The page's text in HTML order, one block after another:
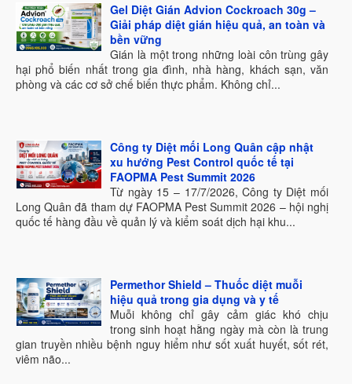
Gel Diệt Gián Advion Cockroach 30g –
Giải pháp diệt gián hiệu quả, an toàn và
bền vững
Gián là một trong những loài côn trùng gây
hại phổ biến nhất trong gia đình, nhà hàng, khách sạn, văn
phòng và các cơ sở chế biến thực phẩm. Không chỉ...
Công ty Diệt mối Long Quân cập nhật
xu hướng Pest Control quốc tế tại
FAOPMA Pest Summit 2026
Từ ngày 15 – 17/7/2026, Công ty Diệt mối
Long Quân đã tham dự FAOPMA Pest Summit 2026 – hội nghị
quốc tế hàng đầu về quản lý và kiểm soát dịch hại khu...
Permethor Shield – Thuốc diệt muỗi
hiệu quả trong gia dụng và y tế
Muỗi không chỉ gây cảm giác khó chịu
trong sinh hoạt hằng ngày mà còn là trung
gian truyền nhiều bệnh nguy hiểm như sốt xuất huyết, sốt rét,
viêm não...